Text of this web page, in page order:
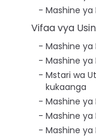
Mashine
Vifaa vya
Mashine ya
Mashine ya
Mstari wa
kukaanga
Mashine
Mashine ya
Mashine ya